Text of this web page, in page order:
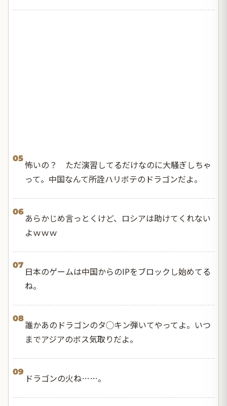
05
怖いの？ ただ演習してるだけなのに大騒ぎしちゃ
って。中国なんて所詮ハリボテのドラゴンだよ。
06
あらかじめ言っとくけど、ロシアは助けてくれない
よｗｗｗ
07
日本のゲームは中国からのIPをブロックし始めてる
ね。
08
誰かあのドラゴンのタ◯キン弾いてやってよ。いつ
までアジアのボス気取りだよ。
09
ドラゴンの火ね……。